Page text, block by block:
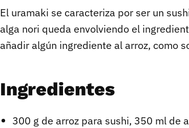
El uramaki se caracteriza por ser un
alga nori queda envolviendo el
añadir algún ingrediente al arroz, como
Ingredientes
300 g de arroz para sushi, 350 ml de